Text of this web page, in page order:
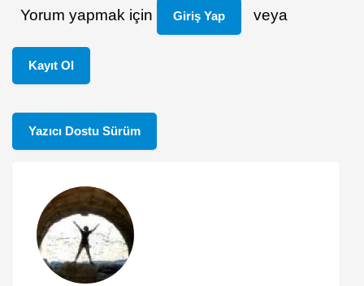
Yorum yapmak için Giriş Yap veya
Kayıt Ol
Yazıcı Dostu Sürüm